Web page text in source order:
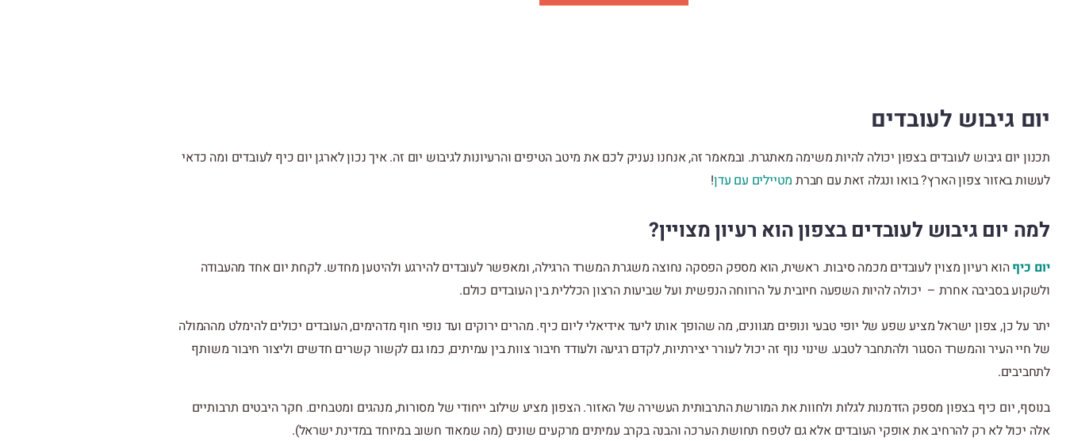
יום גיבוש לעובדים
תכנון יום גיבוש לעובדים בצפון יכולה להיות משימה מאתגרת. ובמאמר זה, אנחנו נעניק לכם את מיטב הטיפים והרעיונות לגיבוש יום זה. איך נכון לארגן יום כיף לעובדים ומה כדאי
לעשות באזור צפון הארץ? בואו ונגלה זאת עם חברת מטיילים עם עדן!
למה יום גיבוש לעובדים בצפון הוא רעיון מצויין?
יום כיףהוא רעיון מצוין לעובדים מכמה סיבות. ראשית, הוא מספק הפסקה נחוצה משגרת המשרד הרגילה, ומאפשר לעובדים להירגע ולהיטען מחדש. לקחת יום אחד מהעבודה
ולשקוע בסביבה אחרת – יכולה להיות השפעה חיובית על הרווחה הנפשית ועל שביעות הרצון הכללית בין העובדים כולם.
יתר על כן, צפון ישראל מציע שפע של יופי טבעי ונופים מגוונים, מה שהופך אותו ליעד אידיאלי ליום כיף. מהרים ירוקים ועד נופי חוף מדהימים, העובדים יכולים להימלט מההמולה
של חיי העיר והמשרד הסגור ולהתחבר לטבע. שינוי נוף זה יכול לעורר יצירתיות, לקדם רגיעה ולעודד חיבור צוות בין עמיתים, כמו גם לקשור קשרים חדשים וליצור חיבור משותף
לתחביבים.
בנוסף, יום כיף בצפון מספק הזדמנות לגלות ולחוות את המורשת התרבותית העשירה של האזור. הצפון מציע שילוב ייחודי של מסורות, מנהגים ומטבחים. חקר היבטים תרבותיים
אלה יכול לא רק להרחיב את אופקי העובדים אלא גם לטפח תחושת הערכה והבנה בקרב עמיתים מרקעים שונים (מה שמאוד חשוב במיוחד במדינת ישראל).